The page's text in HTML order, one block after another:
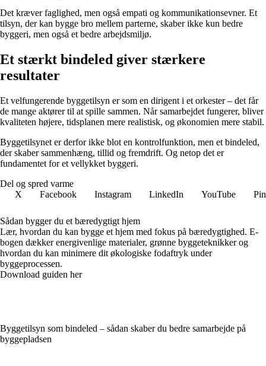
Det kræver faglighed, men også empati og kommunikationsevner. Et
tilsyn, der kan bygge bro mellem parterne, skaber ikke kun bedre
byggeri, men også et bedre arbejdsmiljø.
Et stærkt bindeled giver stærkere
resultater
Et velfungerende byggetilsyn er som en dirigent i et orkester – det får
de mange aktører til at spille sammen. Når samarbejdet fungerer, bliver
kvaliteten højere, tidsplanen mere realistisk, og økonomien mere stabil.
Byggetilsynet er derfor ikke blot en kontrolfunktion, men et bindeled,
der skaber sammenhæng, tillid og fremdrift. Og netop det er
fundamentet for et vellykket byggeri.
Del og spred varme
X
Facebook Instagram LinkedIn YouTube
Sådan bygger du et bæredygtigt hjem
Lær, hvordan du kan bygge et hjem med fokus på bæredygtighed. E-
bogen dækker energivenlige materialer, grønne byggeteknikker og
hvordan du kan minimere dit økologiske fodaftryk under
byggeprocessen.
Download guiden her
Byggetilsyn som bindeled – sådan skaber du bedre samarbejde på
byggepladsen